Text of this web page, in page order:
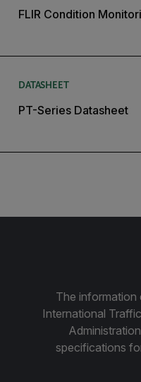
FLIR Condition
DATASHEET
PT-Series Datasheet
The information
International
specifications